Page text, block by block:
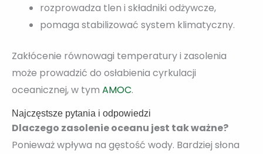
rozprowadza tlen i składniki odżywcze,
pomaga stabilizować system klimatyczny.
Zakłócenie równowagi temperatury i zasolenia
może prowadzić do osłabienia cyrkulacji
oceanicznej, w tym AMOC.
Najczęstsze pytania i odpowiedzi
Dlaczego zasolenie oceanu jest tak ważne?
Ponieważ wpływa na gęstość wody. Bardziej słona